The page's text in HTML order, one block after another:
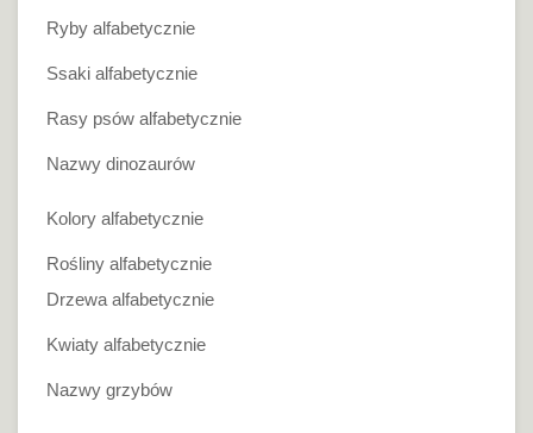
Ryby alfabetycznie
Ssaki alfabetycznie
Rasy psów alfabetycznie
Nazwy dinozaurów
Kolory alfabetycznie
Rośliny alfabetycznie
Drzewa alfabetycznie
Kwiaty alfabetycznie
Nazwy grzybów